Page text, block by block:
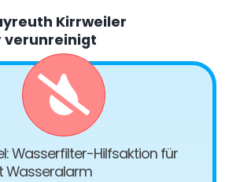
Kirrweiler
verunreinigt
Wasserfilter-Hilfsaktion für
Wasseralarm